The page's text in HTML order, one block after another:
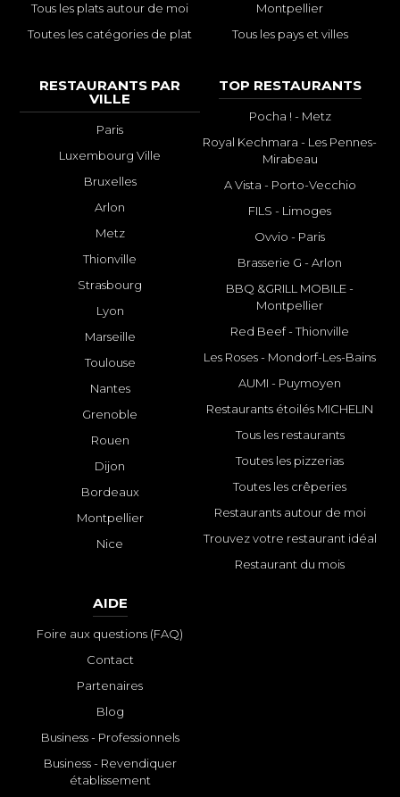
Tous les plats autour de moi
Toutes les catégories de plat
Montpellier
Tous les pays et villes
RESTAURANTS PAR
VILLE
Paris
Luxembourg Ville
Bruxelles
Arlon
Metz
Thionville
Strasbourg
Lyon
Marseille
Toulouse
Nantes
Grenoble
Rouen
Dijon
Bordeaux
Montpellier
Nice
TOP RESTAURANTS
Pocha ! - Metz
Royal Kechmara - Les Pennes-
Mirabeau
A Vista - Porto-Vecchio
FILS - Limoges
Ovvio - Paris
Brasserie G - Arlon
BBQ &GRILL MOBILE -
Montpellier
Red Beef - Thionville
Les Roses - Mondorf-Les-Bains
AUMI - Puymoyen
Restaurants étoilés MICHELIN
Tous les restaurants
Toutes les pizzerias
Toutes les crêperies
Restaurants autour de moi
Trouvez votre restaurant idéal
Restaurant du mois
AIDE
Foire aux questions (FAQ)
Contact
Partenaires
Blog
Business - Professionnels
Business - Revendiquer
établissement